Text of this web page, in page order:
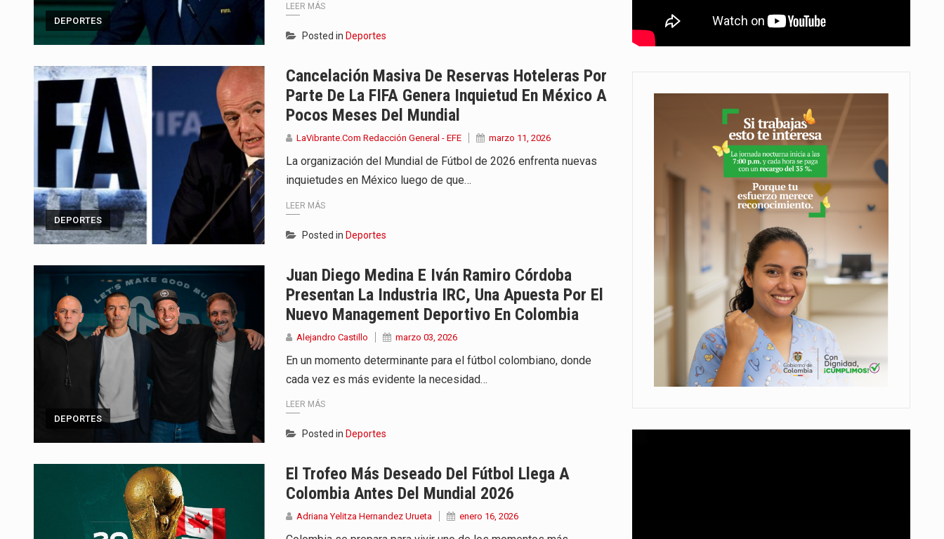
DEPORTES
LEER MÁS
Posted in Deportes
DEPORTES
Cancelación Masiva De Reservas Hoteleras Por
Parte De La FIFA Genera Inquietud En México A
Pocos Meses Del Mundial
LaVibrante.Com Redacción General - EFE marzo 11, 2026
La organización del Mundial de Fútbol de 2026 enfrenta nuevas
inquietudes en México luego de que…
LEER MÁS
Posted in Deportes
DEPORTES
Juan Diego Medina E Iván Ramiro Córdoba
Presentan La Industria IRC, Una Apuesta Por El
Nuevo Management Deportivo En Colombia
Alejandro Castillo marzo 03, 2026
En un momento determinante para el fútbol colombiano, donde
cada vez es más evidente la necesidad…
LEER MÁS
Posted in Deportes
El Trofeo Más Deseado Del Fútbol Llega A
Colombia Antes Del Mundial 2026
Adriana Yelitza Hernandez Urueta enero 16, 2026